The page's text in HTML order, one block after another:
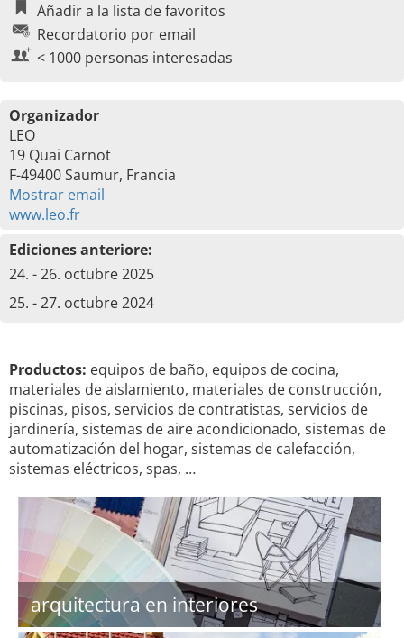
Añadir a la lista de favoritos
Recordatorio por email
< 1000 personas interesadas
Organizador
LEO
19 Quai Carnot
F-49400 Saumur, Francia
Mostrar email
www.leo.fr
Ediciones anteriore:
24. - 26. octubre 2025
25. - 27. octubre 2024
Productos: equipos de baño, equipos de cocina,
materiales de aislamiento, materiales de construcción,
piscinas, pisos, servicios de contratistas, servicios de
jardinería, sistemas de aire acondicionado, sistemas de
automatización del hogar, sistemas de calefacción,
sistemas eléctricos, spas, …
arquitectura en interiores